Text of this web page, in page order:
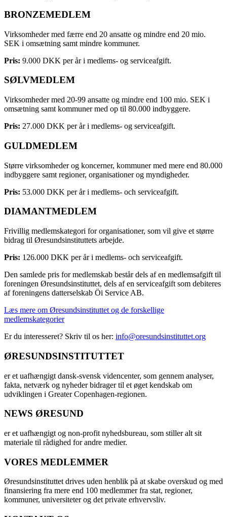
BRONZEMEDLEM
Virksomheder med færre end 20 ansatte og mindre end 20 mio.
SEK i omsætning samt mindre kommuner.
Pris: 9.000 DKK per år i medlems- og serviceafgift.
SØLVMEDLEM
Virksomheder med 20-99 ansatte og mindre end 100 mio. SEK i
omsætning samt kommuner med op til 80.000 indbyggere.
Pris: 27.000 DKK per år i medlems- og serviceafgift.
GULDMEDLEM
Større virksomheder og koncerner, kommuner med mere end 80.000
indbyggere samt regioner, organisationer og myndigheder.
Pris: 53.000 DKK per år i medlems- och serviceafgift.
DIAMANTMEDLEM
Frivillig medlemskategori for organisationer, som vil give et større
bidrag til Øresundsinstituttets arbejde.
Pris: 126.000 DKK per år i medlems- och serviceafgift.
Den samlede pris for medlemskab består dels af en medlemsafgift til
foreningen Øresundsinstituttet, dels af en serviceafgift som debiteres
af foreningens datterselskab Öi Service AB.
Læs mere om Øresundsinstituttet og de forskellige
medlemskategorier
Er du interesseret? Skriv til os her: info@oresundsinstituttet.org
ØRESUNDSINSTITUTTET
er et uafhængigt dansk-svensk videncenter, som gennem analyser,
fakta, netværk og nyheder bidrager til et øget kendskab om
udviklingen i Greater Copenhagen-regionen.
NEWS ØRESUND
er et uafhængigt og non-profit nyhedsbureau, som stiller alt sit
materiale til rådighed for andre medier.
VORES MEDLEMMER
Øresundsinstituttet drives uden henblik på at skabe overskud og med
finansiering fra mere end 100 medlemmer fra stat, regioner,
kommuner, universiteter og det private erhvervsliv.